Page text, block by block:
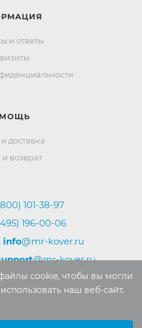
и ответы
доставка
возврат
101-38-97
196-00-06
info@mr-kover.ru
@mr-kover.ru
cookie, чтобы вы могли
наш веб-сайт.